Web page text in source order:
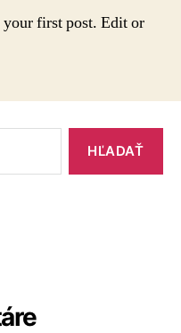
your first post. Edit or